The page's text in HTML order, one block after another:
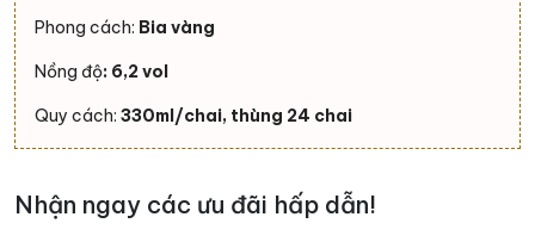
Phong cách: Bia vàng
Nồng độ: 6,2 vol
Quy cách: 330ml/chai, thùng 24 chai
Nhận ngay các ưu đãi hấp dẫn!